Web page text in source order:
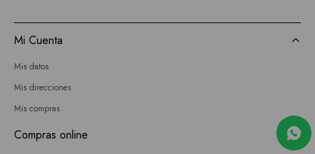
Mi Cuenta
Mis datos
Mis direcciones
Mis compras
Compras online